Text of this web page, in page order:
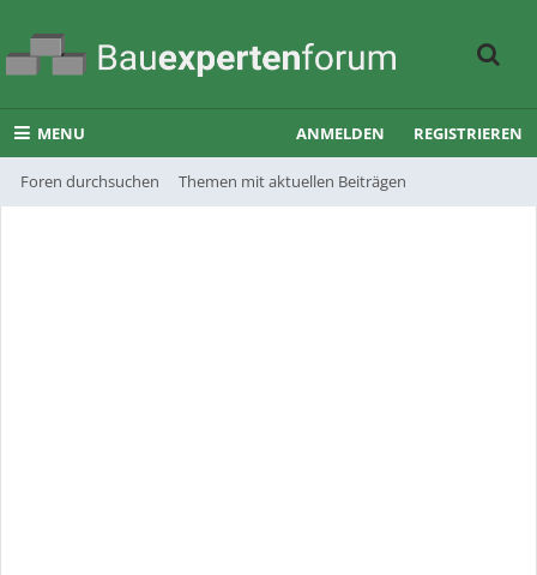
MENU
Foren durchsuchen Themen mit aktuellen Beiträgen
ANMELDEN REGISTRIEREN